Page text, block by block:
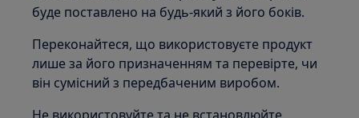
буде поставлено на будь-який з його боків.
Переконайтеся, що використовуєте продукт
лише за його призначенням та перевірте, чи
він сумісний з передбаченим виробом.